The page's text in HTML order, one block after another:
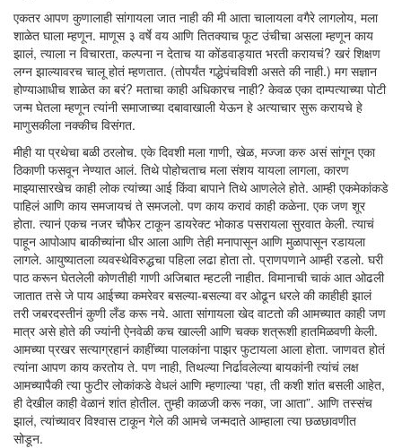
एकतर आपण कुणालाही सांगायला जात नाही की मी आता चालायला वगैरे लागलोय, मला
शाळेत घाला म्हणून. माणूस ३ वर्षे वय आणि तितक्याच फूट उंचीचा असला म्हणून काय
झालं, त्याला न विचारता, कल्पना न देताच या कोंडवाड्यात भरती करायचं? खरं शिक्षण
लग्न झाल्यावरच चालू होतं म्हणतात. (तोपर्यंत गद्धेपंचविशी असते की नाही.) मग सज्ञान
होण्याआधीच शाळेत का बरं? मताचा काही अधिकारच नाही? केवळ एका दाम्पत्याच्या पोटी
जन्म घेतला म्हणून त्यांनी समाजाच्या दबावाखाली येऊन हे अत्याचार सुरू करायचे हे
माणुसकीला नक्कीच विसंगत.
मीही या प्रथेचा बळी ठरलोच. एके दिवशी मला गाणी, खेळ, मज्जा करु असं सांगून एका
ठिकाणी फसवून नेण्यात आलं. तिथे पोहोचताच मला संशय यायला लागला, कारण
माझ्यासारखेच काही लोक त्यांच्या आई किंवा बापाने तिथे आणलेले होते. आम्ही एकमेकांकडे
पाहिलं आणि काय समजायचं ते समजलो. पण काय करावं काही कळेना. एक जण शूर
होता. त्यानं एकच नजर चौफेर टाकून डायरेक्ट भोकाड पसरायला सुरवात केली. त्याचं
पाहून आपोआप बाकीच्यांना धीर आला आणि तेही मनापासून आणि मुळापासून रडायला
लागले. आयुष्यातला व्यवस्थेविरुद्धचा पहिला लढा होता तो. प्राणपणाने आम्ही रडलो. घरी
पाठ करून घेतलेली कोणतीही गाणी अजिबात म्हटली नाहीत. विमानाची चाकं आत ओढली
जातात तसे जे पाय आईच्या कमरेवर बसल्या-बसल्या वर ओढून धरले की काहीही झालं
तरी जबरदस्तीनं कुणी लँड करू नये. आता सांगायला खेद वाटतो की आमच्यात काही जण
मात्र असे होते की ज्यांनी ऐनवेळी कच खाल्ली आणि चक्क शत्रूशी हातमिळवणी केली.
आमच्या प्रखर सत्याग्रहानं काहींच्या पालकांना पाझर फुटायला आला होता. जाणवत होतं
त्यांना आपण काय करतोय ते. पण नाही, तिथल्या निर्ढावलेल्या बायकांनी त्यांचं लक्ष
आमच्यापैकी त्या फुटीर लोकांकडे वेधलं आणि म्हणाल्या ‘पहा, ती कशी शांत बसली आहेत,
ही देखील काही वेळानं शांत होतील. तुम्ही काळजी करू नका, जा आता”. आणि तस्संच
झालं, त्यांच्यावर विश्वास टाकून गेले की आमचे जन्मदाते आम्हाला त्या छळछावणीत
सोडून.